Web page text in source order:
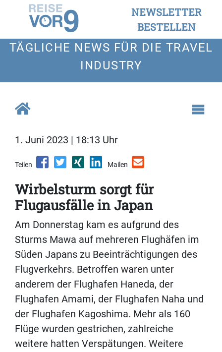
NEWSLETTER
BESTELLEN
TÄGLICHE NEWS FÜR DIE TRAVEL
INDUSTRY
1. Juni 2023 | 18:13 Uhr
Teilen Mailen
Wirbelsturm sorgt für
Flugausfälle in Japan
Am Donnerstag kam es aufgrund des
Sturms Mawa auf mehreren Flughäfen im
Süden Japans zu Beeinträchtigungen des
Flugverkehrs. Betroffen waren unter
anderem der Flughafen Haneda, der
Flughafen Amami, der Flughafen Naha und
der Flughafen Kagoshima. Mehr als 160
Flüge wurden gestrichen, zahlreiche
weitere hatten Verspätungen. Weitere